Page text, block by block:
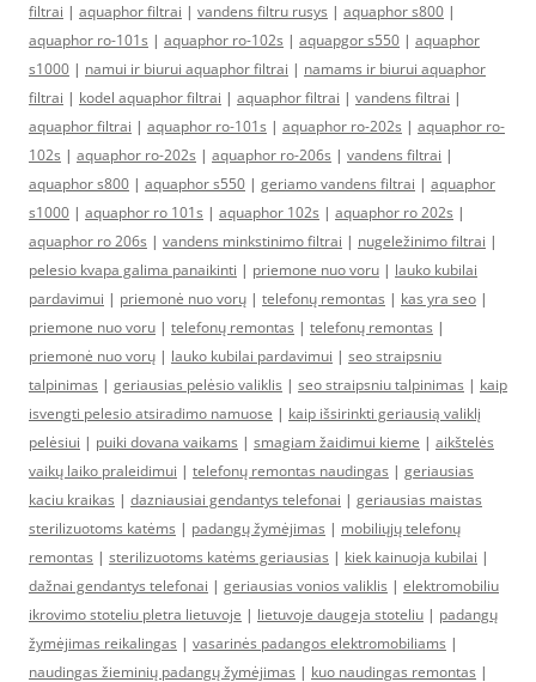
filtrai | aquaphor filtrai | vandens filtru rusys | aquaphor s800 |
aquaphor ro-101s | aquaphor ro-102s | aquapgor s550 | aquaphor
s1000 | namui ir biurui aquaphor filtrai | namams ir biurui aquaphor
filtrai | kodel aquaphor filtrai | aquaphor filtrai | vandens filtrai |
aquaphor filtrai | aquaphor ro-101s | aquaphor ro-202s | aquaphor ro-
102s | aquaphor ro-202s | aquaphor ro-206s | vandens filtrai |
aquaphor s800 | aquaphor s550 | geriamo vandens filtrai | aquaphor
s1000 | aquaphor ro 101s | aquaphor 102s | aquaphor ro 202s |
aquaphor ro 206s | vandens minkstinimo filtrai | nugeležinimo filtrai |
pelesio kvapa galima panaikinti | priemone nuo voru | lauko kubilai
pardavimui | priemonė nuo vorų | telefonų remontas | kas yra seo |
priemone nuo voru | telefonų remontas | telefonų remontas |
priemonė nuo vorų | lauko kubilai pardavimui | seo straipsniu
talpinimas | geriausias pelėsio valiklis | seo straipsniu talpinimas | kaip
isvengti pelesio atsiradimo namuose | kaip išsirinkti geriausią valiklį
pelėsiui | puiki dovana vaikams | smagiam žaidimui kieme | aikštelės
vaikų laiko praleidimui | telefonų remontas naudingas | geriausias
kaciu kraikas | dazniausiai gendantys telefonai | geriausias maistas
sterilizuotoms katėms | padangų žymėjimas | mobiliųjų telefonų
remontas | sterilizuotoms katėms geriausias | kiek kainuoja kubilai |
dažnai gendantys telefonai | geriausias vonios valiklis | elektromobiliu
ikrovimo stoteliu pletra lietuvoje | lietuvoje daugeja stoteliu | padangų
žymėjimas reikalingas | vasarinės padangos elektromobiliams |
naudingas žieminių padangų žymėjimas | kuo naudingas remontas |